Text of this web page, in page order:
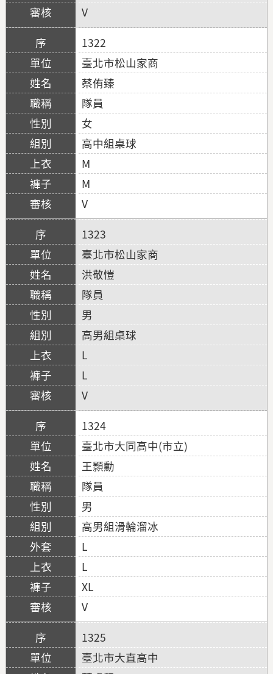
V
1322
臺北市松山家商
蔡侑臻
隊員
女
高中組桌球
M
M
V
1323
臺北市松山家商
洪敬愷
隊員
男
高男組桌球
L
L
V
1324
臺北市大同高中(市立)
王顥勳
隊員
男
高男組滑輪溜冰
L
L
XL
V
1325
臺北市大直高中